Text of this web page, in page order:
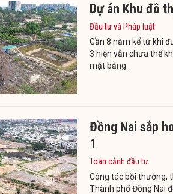
Dự án Khu đô
Đầu tư và Pháp luật
Gần 8 năm kể từ khi
3 hiện vẫn chưa thể
mặt bằng.
Đồng Nai sắp
1
Toàn cảnh đầu tư
Công tác bồi thường,
Thành phố Đồng Nai